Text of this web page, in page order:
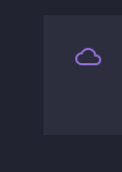

